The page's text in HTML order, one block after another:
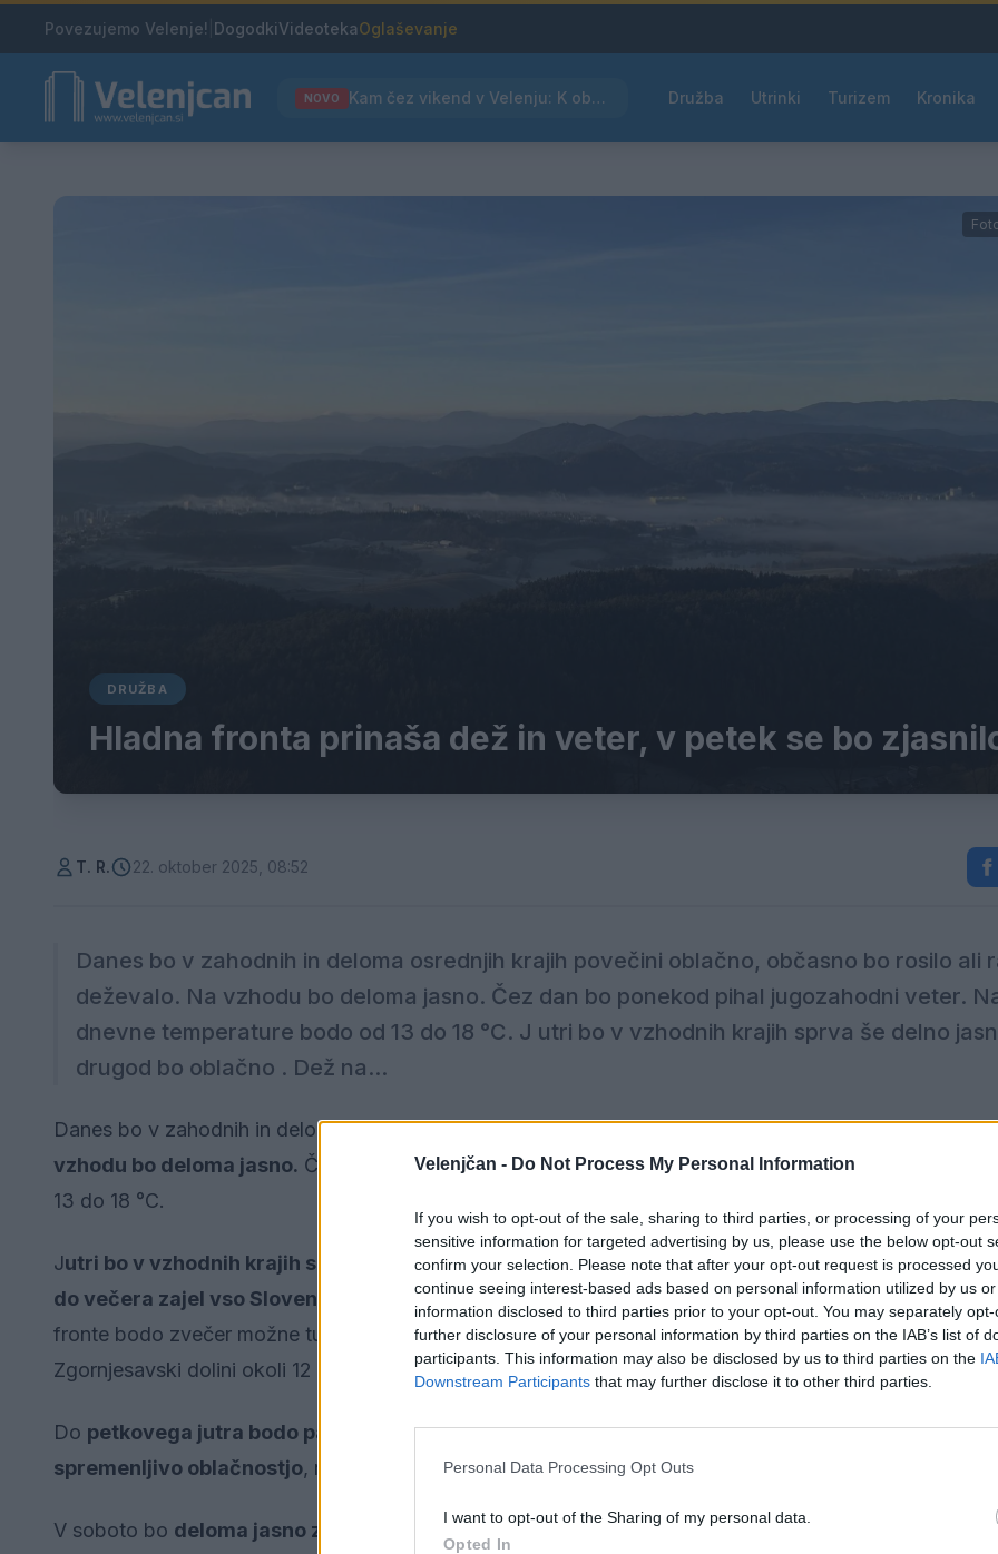
Velenjčan - Do Not Process My Personal Information
If you wish to opt-out of the sale, sharing to third parties, or processing of your
sensitive information for targeted advertising by us, please use the below opt-out
confirm your selection. Please note that after your opt-out request is processed
continue seeing interest-based ads based on personal information utilized by us
information disclosed to third parties prior to your opt-out. You may separately
further disclosure of your personal information by third parties on the IAB’s list of
participants. This information may also be disclosed by us to third parties on the
Downstream Participants that may further disclose it to other third parties.
Personal Data Processing Opt Outs
I want to opt-out of the Sharing of my personal data.
Opted In
Povezujemo Velenje! DogodkiVideotekaOglaševanje
NOVO Kam čez vikend v Velenju: K obisku vabi Poletni bolšji sejem Družba Utrinki Turizem Kronika
DRUŽBA
Hladna fronta prinaša dež in veter, v petek se bo
T. R. 22. oktober 2025, 08:52
Danes bo v zahodnih in deloma osrednjih krajih povečini oblačno, občasno bo rosilo ali
deževalo. Na vzhodu bo deloma jasno. Čez dan bo ponekod pihal jugozahodni veter.
dnevne temperature bodo od 13 do 18 °C. J utri bo v vzhodnih krajih sprva še delno
drugod bo oblačno . Dež na...
Danes bo v zahodnih in deloma osrednjih krajih povečini oblačno, občasno bo rosilo ali rahlo
vzhodu bo deloma jasno. Čez dan bo ponekod pihal jugozahodni veter. Najvišje dnevne temperature
13 do 18 °C.
Jutri bo v vzhodnih krajih sprva še delno jasno, drugod bo oblačno. Dež na zahodu se bo čez dan
do večera zajel vso Slovenijo.
Vetrovno bo, pihal bo okrepljen južni do jugozahodni veter. Ob
fronte bodo zvečer možne tudi nevihte. Jutranje temperature bodo od 6 do 14, najvišje dnevne od 15
Zgornjesavski dolini okoli 12 °C.
Do petkovega jutra bodo padavine ponehale, pričelo se bo jasniti. V petek čez dan bo delnojasno
spremenljivo oblačnostjo, nastale bodo posamezneplohe.
V soboto bo deloma jasno z nekaj jutranje megle. Čez dan bo ponekod spet zapihal jugozahodni